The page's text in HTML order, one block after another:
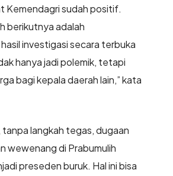
Kemendagri sudah positif.
berikutnya adalah
investigasi secara terbuka
hanya jadi polemik, tetapi
bagi kepala daerah lain,” kata
tanpa langkah tegas, dugaan
wewenang di Prabumulih
preseden buruk. Hal ini bisa